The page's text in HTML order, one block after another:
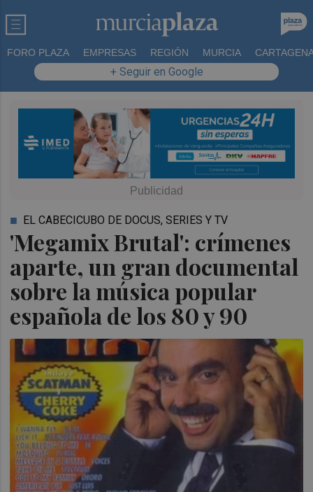
FORO PLAZA EMPRESAS REGIÓN MURCIA
+ Seguir en Google
'Megamix Brutal': crímenes
aparte, un gran documental
sobre la música popular
española de los 80 y 90
EL CABECICUBO DE DOCUS, SERIES Y TV